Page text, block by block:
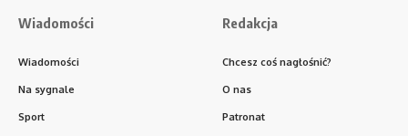
Wiadomości
Wiadomości
Na sygnale
Sport
Redakcja
Chcesz coś nagłośnić?
O nas
Patronat